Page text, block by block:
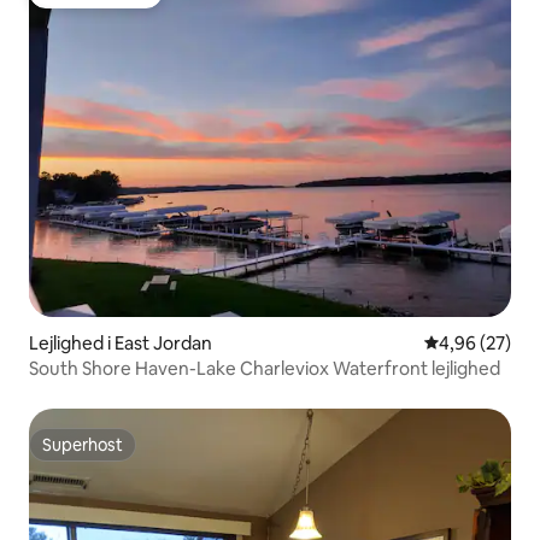
Lejlighed i East Jordan 4,96 ud af 5 i
4,96 (27)
South Shore Haven-Lake Charleviox Waterfront lejlighed
Superhost
Superhost